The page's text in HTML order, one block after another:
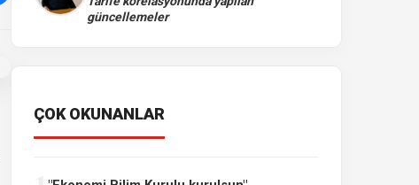
güncellemeler
ÇOK OKUNANLAR